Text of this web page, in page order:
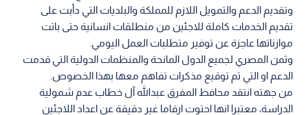
وتقديم الدعم والتمويل اللازم للمملكة والبلديات التي دأبت على
تقديم الخدمات كاملة للاجئين من منطلقات انسانية حتى باتت
موازناتها عاجزة عن توفير متطلبات العمل اليومي.
وثمن المصري لجميع الدول المانحة والمنظمات الدولية التي قدمت
الدعم او التي تم توقيع مذكرات تفاهم معها بهذا الخصوص.
من جهته انتقد محافظ المفرق عبدالله آل خطاب عدم شمولية
الدراسة، معتبرا انها احتوت ارقاما غير دقيقة عن اعداد اللاجئين